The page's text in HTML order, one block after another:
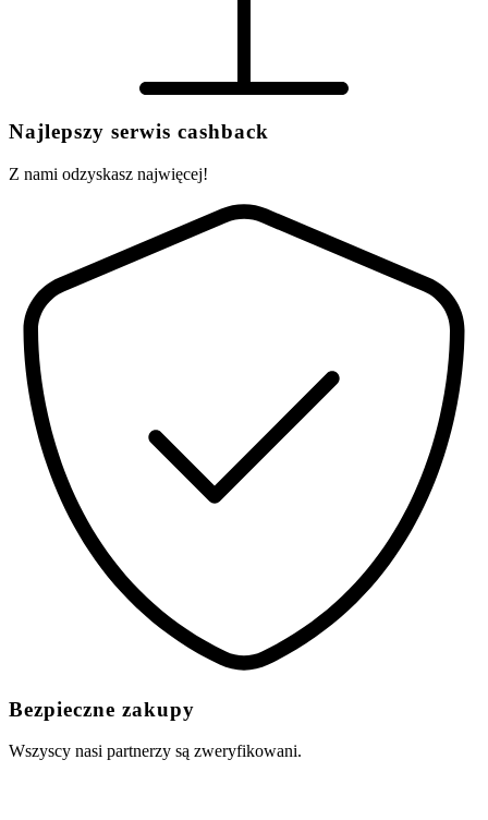
Najlepszy serwis cashback
Z nami odzyskasz najwięcej!
Bezpieczne zakupy
Wszyscy nasi partnerzy są zweryfikowani.